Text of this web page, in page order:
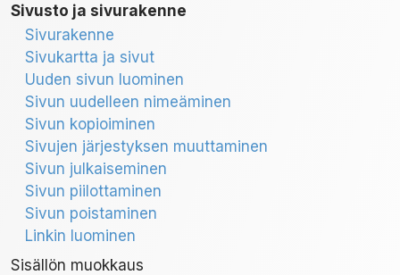
Sivusto ja sivurakenne
Sivurakenne
Sivukartta ja sivut
Uuden sivun luominen
Sivun uudelleen nimeäminen
Sivun kopioiminen
Sivujen järjestyksen muuttaminen
Sivun julkaiseminen
Sivun piilottaminen
Sivun poistaminen
Linkin luominen
Sisällön muokkaus